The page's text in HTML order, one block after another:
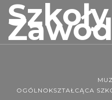
Szkoły
OGÓLNOKSZTAŁCĄCA